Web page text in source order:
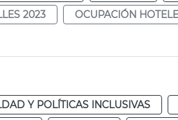
2023
OCUPACIÓN
Y POLÍTICAS INCLUSIVAS